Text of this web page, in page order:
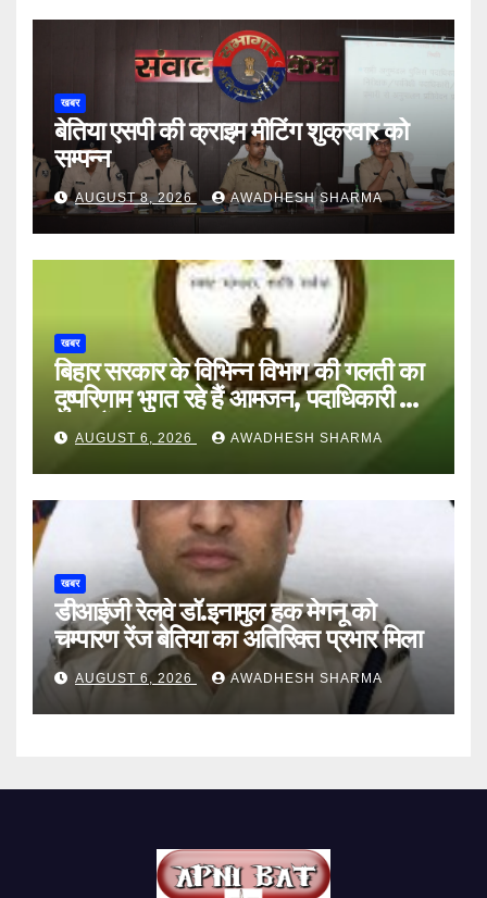
खबर
बेतिया एसपी की क्राइम मीटिंग शुक्रवार को
सम्पन्न
AUGUST 8, 2026 AWADHESH SHARMA
खबर
बिहार सरकार के विभिन्न विभाग की गलती का
दुष्परिणाम भुगत रहे हैं आमजन, पदाधिकारी और
अन्य हैं मौन
AUGUST 6, 2026 AWADHESH SHARMA
खबर
डीआईजी रेलवे डॉ.इनामुल हक मेगनू को
चम्पारण रेंज बेतिया का अतिरिक्त प्रभार मिला
AUGUST 6, 2026 AWADHESH SHARMA